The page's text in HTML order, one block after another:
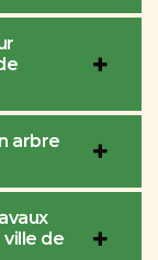
arbre
de